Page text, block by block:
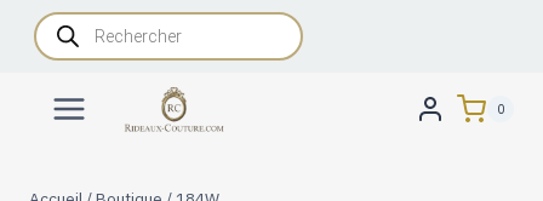
AllerRecherche
de
produits
0